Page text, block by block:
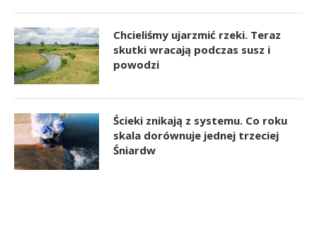
Chcieliśmy ujarzmić rzeki. Teraz
skutki wracają podczas susz i
powodzi
Ścieki znikają z systemu. Co roku
skala dorównuje jednej trzeciej
Śniardw